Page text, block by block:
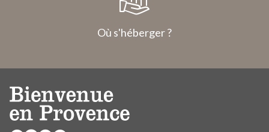
Où s'héberger ?